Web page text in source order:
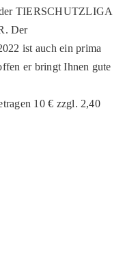
TIERSCHUTZLIGA
Der
ist auch ein prima
er bringt Ihnen gute
10 € zzgl. 2,40